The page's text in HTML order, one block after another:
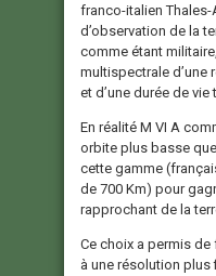
franco-italien
d’observation de la
comme étant
multispectrale d’une
et d’une durée de
En réalité M VI A
orbite plus basse
cette gamme
de 700 Km) pour
rapprochant de la
Ce choix a permis
à une résolution plus